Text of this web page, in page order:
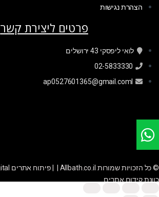
הצהרת נגישות
פרטים ליצירת קשר
לואי ליפסקי 43 ירושלים
02-5833330
ap0527601365@gmail.coml
© כל הזכויות שמורות Allbath.co.il | | פיתוח אתרים JoyDigital
כוונת קידום אתרים